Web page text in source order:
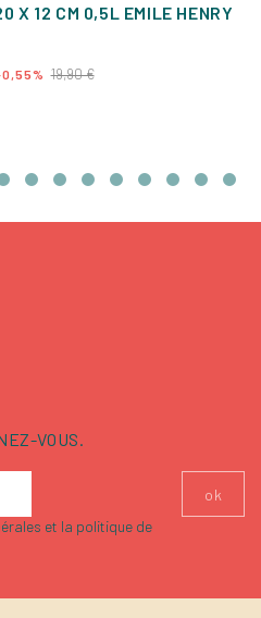
X 12 CM 0,5L EMILE HENRY
19,90 €Prix
VOUS.
et la politique de